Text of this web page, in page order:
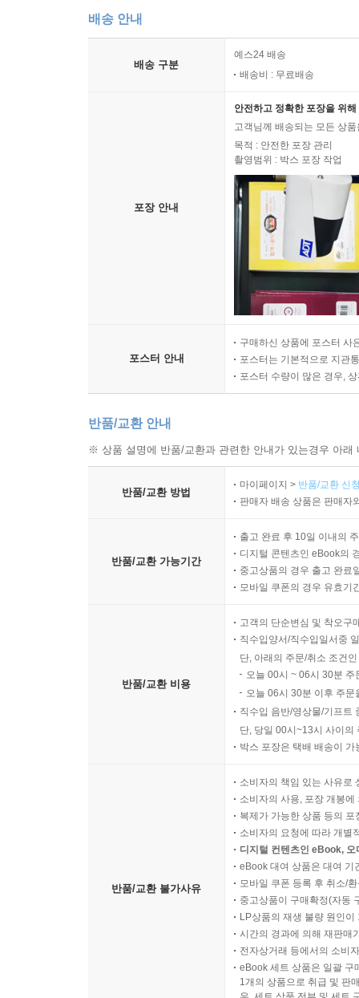
배송 안내
배송 구분
예스24 배송
배송비 : 무료배송
포장 안내
안전하고 정확한 포장을 위
고객님께 배송되는 모든 상
목적 : 안전한 포장 관리
촬영범위 : 박스 포장 작업
포스터 안내
구매하신 상품에 포스터 사
포스터는 기본적으로 지관
포스터 수량이 많은 경우,
반품/교환 안내
※ 상품 설명에 반품/교환과 관련한 안내가 있는경우 아
반품/교환 방법
마이페이지 > 반품/교환 신
판매자 배송 상품은 판매자
반품/교환 가능기간
출고 완료 후 10일 이내의
디지털 콘텐츠인 eBook의
중고상품의 경우 출고 완료
모바일 쿠폰의 경우 유효기
반품/교환 비용
고객의 단순변심 및 착오구
직수입양서/직수입일서중
단, 아래의 주문/취소 조건
오늘 00시 ~ 06시 30분
오늘 06시 30분 이후 주
직수입 음반/영상물/기프트
단, 당일 00시~13시 사이의
박스 포장은 택배 배송이
반품/교환 불가사유
소비자의 책임 있는 사유로
소비자의 사용, 포장 개봉
복제가 가능한 상품 등의
소비자의 요청에 따라 개별
디지털 컨텐츠인 eBook,
eBook 대여 상품은 대여 기
모바일 쿠폰 등록 후 취소/
중고상품이 구매확정(자동
LP상품의 재생 불량 원인
시간의 경과에 의해 재판매
전자상거래 등에서의 소비
eBook 세트 상품은 일괄 구
1개의 상품으로 취급 및 판